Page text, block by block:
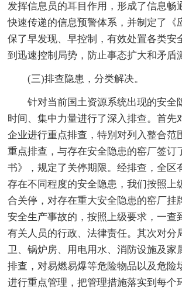
发挥信息员的耳目作用，形成了信息畅
快速传递的信息预警体系，并制定了《
保了早发现、早控制，有效处置各类安
到迅速控制局势，防止事态扩大和矛盾
(三)排查隐患，分类解决。
针对当前国土资源系统出现的安全
时间、集中力量进行了深入排查。首先
企业进行重点排查，特别对列入整合范
重点排查，与存在安全隐患的窑厂签订
书》，规定了关停期限。经排查，全区
存在不同程度的安全隐患，我们按照上
合关停，对存在重大安全隐患的窑厂挂
安全生产事故的，按照上级要求，一查
有关人员的行政、法律责任。其次对分
卫、锅炉房、用电用水、消防设施及家
排查，对易燃易爆等危险物品以及危险
进行重点管理，把管理措施落实到每个